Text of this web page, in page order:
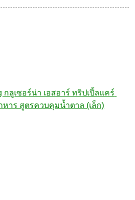
กลูเซอร์น่า เอสอาร์ ทริปเปิ้ลแคร์
าร สูตรควบคุมน้ำตาล (เล็ก)